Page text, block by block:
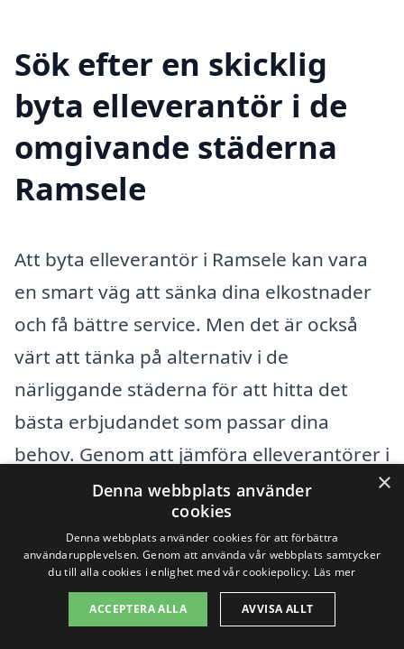
Sök efter en skicklig
byta elleverantör i de
omgivande städerna
Ramsele
Att byta elleverantör i Ramsele kan vara
en smart väg att sänka dina elkostnader
och få bättre service. Men det är också
värt att tänka på alternativ i de
närliggande städerna för att hitta det
bästa erbjudandet som passar dina
behov. Genom att jämföra elleverantörer i
områden som Sollefteå, Kramfors
,
Edsbyn, Ragunda, Korsnäs,
ochLångselekan du öka dina chanser att
hitta en leverantör som erbjuder
konkurrenskraftiga priser och bra villkor.
×
Denna webbplats använder
cookies
Denna webbplats använder cookies för att förbättra
användarupplevelsen. Genom att använda vår webbplats samtycker
du till alla cookies i enlighet med vår cookiepolicy. Läs mer
ACCEPTERA ALLA AVVISA ALLT